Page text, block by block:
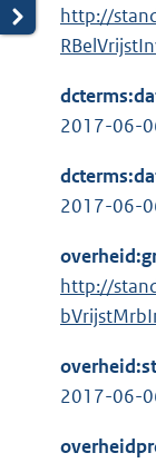
http://
2017-06-
2017-06-
http://
2017-06-